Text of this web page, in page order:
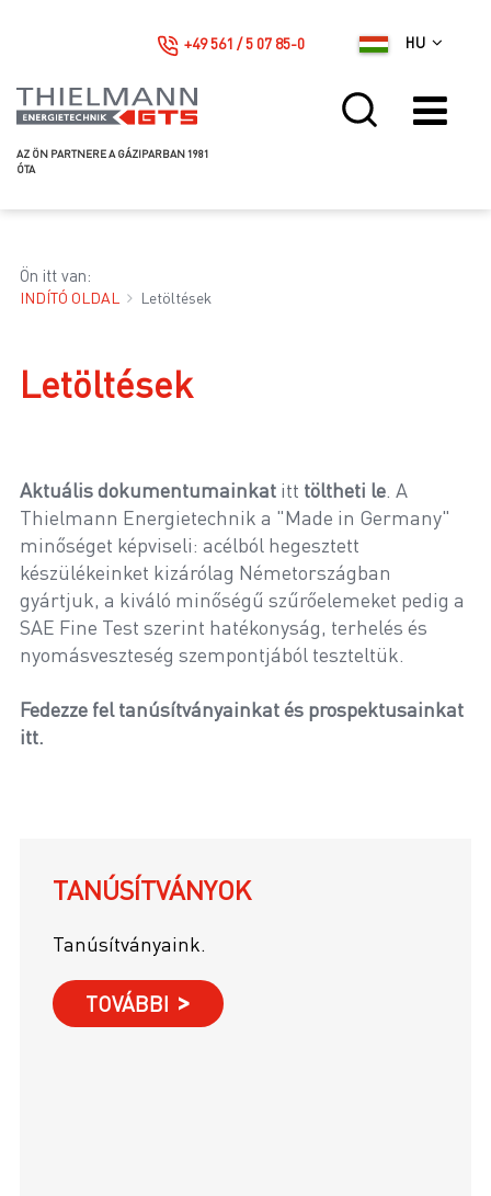
AZ ÖN PARTNERE A GÁZIPARBAN 1981
ÓTA
HU
+49 561 / 5 07 85-0
Ön itt van:
INDÍTÓ OLDAL Letöltések
Letöltések
Aktuális dokumentumainkat itt töltheti le. A
Thielmann Energietechnik a "Made in Germany"
minőséget képviseli: acélból hegesztett
készülékeinket kizárólag Németországban
gyártjuk, a kiváló minőségű szűrőelemeket pedig a
SAE Fine Test szerint hatékonyság, terhelés és
nyomásveszteség szempontjából teszteltük.
Fedezze fel tanúsítványainkat és prospektusainkat
itt.
TANÚSÍTVÁNYOK
Tanúsítványaink.
TOVÁBBI